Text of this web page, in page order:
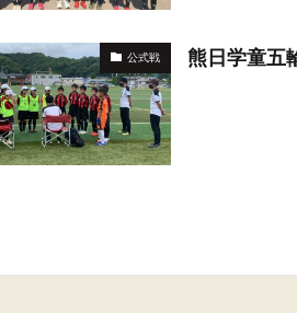
公式戦 熊日学童五